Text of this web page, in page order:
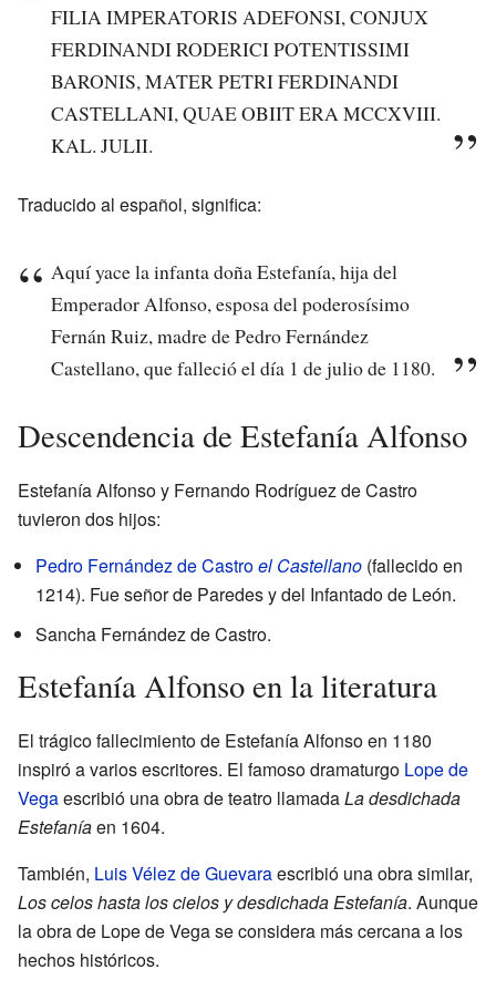
FILIA IMPERATORIS ADEFONSI, CONJUX
FERDINANDI RODERICI POTENTISSIMI
BARONIS, MATER PETRI FERDINANDI
CASTELLANI, QUAE OBIIT ERA MCCXVIII.
KAL. JULII.
Traducido al español, significa:
Aquí yace la infanta doña Estefanía, hija del
Emperador Alfonso, esposa del poderosísimo
Fernán Ruiz, madre de Pedro Fernández
Castellano, que falleció el día 1 de julio de 1180.
Descendencia de Estefanía Alfonso
Estefanía Alfonso y Fernando Rodríguez de Castro
tuvieron dos hijos:
Pedro Fernández de Castroel Castellano (fallecido en
1214). Fue señor de Paredes y del Infantado de León.
Sancha Fernández de Castro.
Estefanía Alfonso en la literatura
El trágico fallecimiento de Estefanía Alfonso en 1180
inspiró a varios escritores. El famoso dramaturgo Lope de
Vegaescribió una obra de teatro llamadaLa desdichada
Estefaníaen 1604.
También, Luis Vélez de Guevaraescribió una obra similar,
Los celos hasta los cielos y desdichada Estefanía. Aunque
la obra de Lope de Vega se considera más cercana a los
hechos históricos.